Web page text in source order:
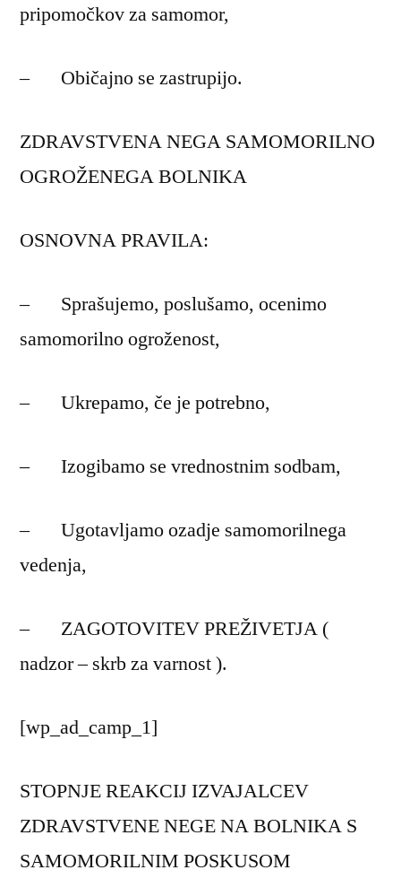
pripomočkov za samomor,
– Običajno se zastrupijo.
ZDRAVSTVENA NEGA SAMOMORILNO
OGROŽENEGA BOLNIKA
OSNOVNA PRAVILA:
– Sprašujemo, poslušamo, ocenimo
samomorilno ogroženost,
– Ukrepamo, če je potrebno,
– Izogibamo se vrednostnim sodbam,
– Ugotavljamo ozadje samomorilnega
vedenja,
– ZAGOTOVITEV PREŽIVETJA (
nadzor – skrb za varnost ).
[wp_ad_camp_1]
STOPNJE REAKCIJ IZVAJALCEV
ZDRAVSTVENE NEGE NA BOLNIKA S
SAMOMORILNIM POSKUSOM